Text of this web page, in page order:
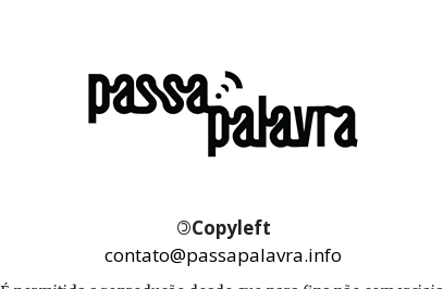
©Copyleft
contato@passapalavra.info